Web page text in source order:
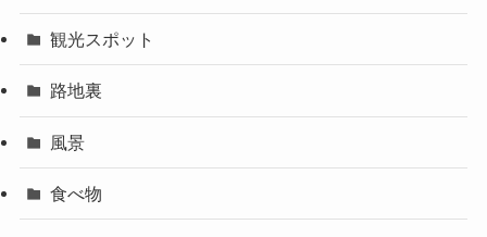
観光スポット
路地裏
風景
食べ物